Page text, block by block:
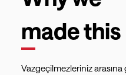
made this
Vazgeçilmezleriniz